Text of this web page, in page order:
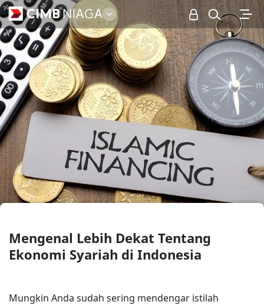
Personal
Mengenal Lebih Dekat Tentang
Ekonomi Syariah di Indonesia
Mungkin Anda sudah sering mendengar istilah